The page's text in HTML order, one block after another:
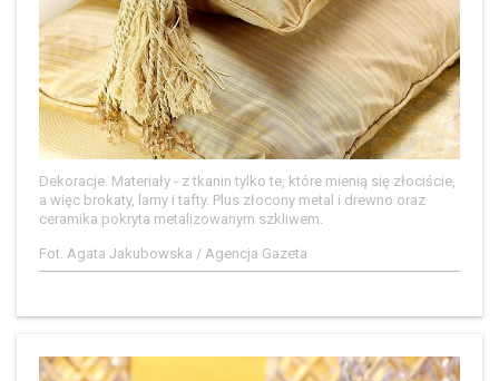
Dekoracje. Materiały - z tkanin tylko te, które mienią się złociście,
a więc brokaty, lamy i tafty. Plus złocony metal i drewno oraz
ceramika pokryta metalizowanym szkliwem.
Fot. Agata Jakubowska / Agencja Gazeta